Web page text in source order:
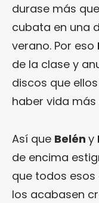
durase más
cubata en una
verano. Por eso
de la clase y
discos que
haber vida
Así que Belén y
de encima
que todos esos
los acabasen